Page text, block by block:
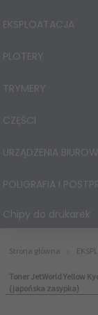
EKSPLOATACJA
PLOTERY
TRYMERY
CZĘŚCI
URZĄDZENIA
POLIGRAFIA I
Chipy do drukarek
Strona główna
Toner JetWorld Yellow
(japońska zasypka)